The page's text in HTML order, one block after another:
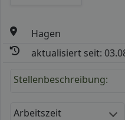
Hagen
aktualisiert seit:
Stellenbeschreibung:
Arbeitszeit